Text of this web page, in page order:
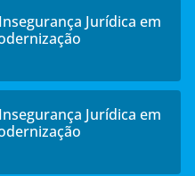
Jurídica em
Jurídica em